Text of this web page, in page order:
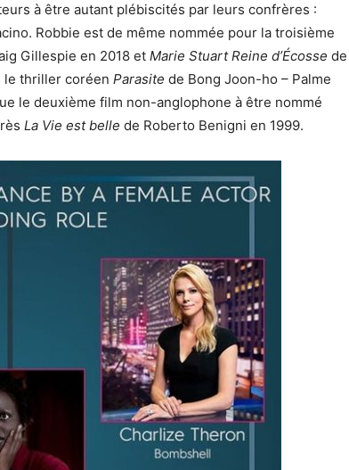
à être autant plébiscités par leurs confrères :
Robbie est de même nommée pour la troisième
Gillespie en 2018 et Marie Stuart Reine d’Écosse de
le thriller coréen Parasite de Bong Joon-ho – Palme
le deuxième film non-anglophone à être nommé
La Vie est belle de Roberto Benigni en 1999.